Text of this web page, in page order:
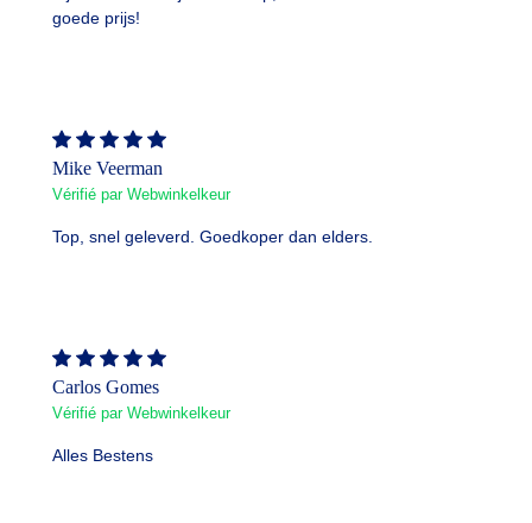
goede prijs!
Mike Veerman
Vérifié par Webwinkelkeur
Top, snel geleverd. Goedkoper dan elders.
Carlos Gomes
Vérifié par Webwinkelkeur
Alles Bestens